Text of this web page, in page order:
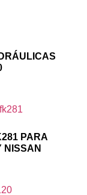
PARA
NISSAN